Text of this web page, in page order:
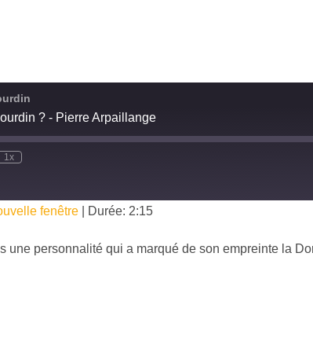
? - Pierre Arpaillange
1x
fenêtre Durée: 2:15
une personnalité qui a marqué de son empreinte la